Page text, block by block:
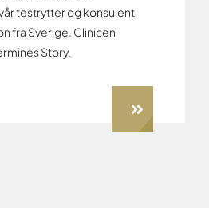
testrytter og konsulent
fra Sverige. Clinicen
Story.